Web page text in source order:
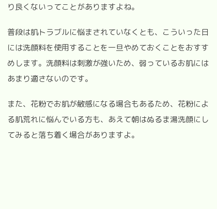
り良くないってことがありますよね。
普段は肌トラブルに悩まされていなくとも、こういった日
には洗顔料を使用することを一旦やめておくことをおすす
めします。洗顔料は刺激が強いため、弱っているお肌には
あまり適さないのです。
また、花粉でお肌が敏感になる場合もあるため、花粉によ
る肌荒れに悩んでいる方も、あえて朝はぬるま湯洗顔にし
てみると落ち着く場合がありますよ。